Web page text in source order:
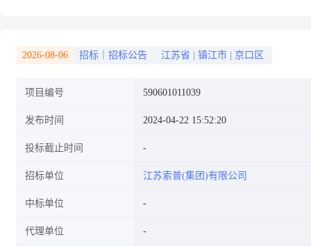
2026-08-06 招标｜招标公告 江苏省 镇江市 京口区
项目编号 590601011039
发布时间 2024-04-22 15:52:20
投标截止时间
招标单位 江苏索普(集团)有限公司
中标单位
代理单位